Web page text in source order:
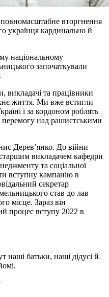
повномасштабне вторгнення
українця кардинально й
національному
започаткували
викладачі та працівники
життя. Ми вже встигли
і за кордоном роблять
над рашистськими
Дерев’янко. До війни
викладачем кафедри
та соціальної
вступну кампанію в
секретар
став до лав
місце. Зараз він
процес вступу 2022 в
батьки, наші дідусі й